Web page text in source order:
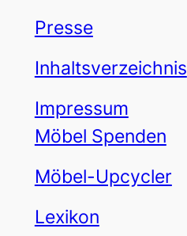
Presse
Inhaltsverzeichnis
Impressum
Möbel Spenden
Möbel-Upcycler
Lexikon